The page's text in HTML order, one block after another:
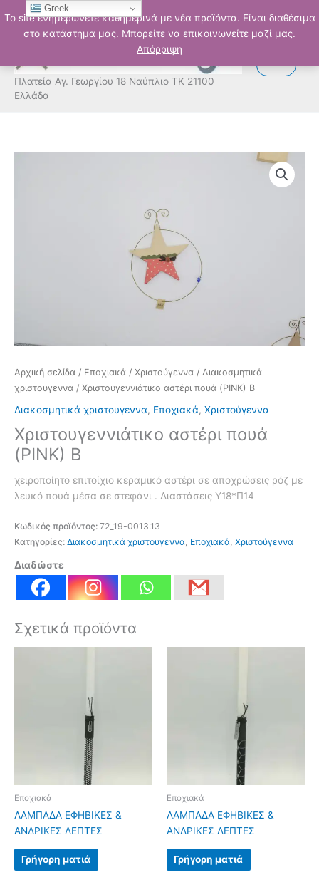
Το site ενημερώνετε καθημερινά με νέα προϊόντα. Είναι διαθέσιμα
στο κατάστημα μας. Μπορείτε να επικοινωνείτε μαζί μας.
Απόρριψη
Μετάβαση
στο
περιεχόμενο
Πλατεία Αγ. Γεωργίου 18 Ναύπλιο ΤΚ 21100
Ελλάδα
Αρχική σελίδα / Εποχιακά / Χριστούγεννα / Διακοσμητικά
χριστουγεννα / Χριστουγεννιάτικο αστέρι πουά (PINK) Β
Διακοσμητικά χριστουγεννα, Εποχιακά, Χριστούγεννα
Χριστουγεννιάτικο αστέρι πουά
(PINK) Β
χειροποίητο επιτοίχιο κεραμικό αστέρι σε αποχρώσεις ρόζ με
λευκό πουά μέσα σε στεφάνι . Διαστάσεις Υ18*Π14
Κωδικός προϊόντος: 72_19-0013.13
Κατηγορίες: Διακοσμητικά χριστουγεννα, Εποχιακά, Χριστούγεννα
Διαδώστε
Σχετικά προϊόντα
Εποχιακά
ΛΑΜΠΑΔΑ ΕΦΗΒΙΚΕΣ &
ΑΝΔΡΙΚΕΣ ΛΕΠΤΕΣ
Γρήγορη ματιά
Εποχιακά
ΛΑΜΠΑΔΑ ΕΦΗΒΙΚΕΣ &
ΑΝΔΡΙΚΕΣ ΛΕΠΤΕΣ
Γρήγορη ματιά
Greek